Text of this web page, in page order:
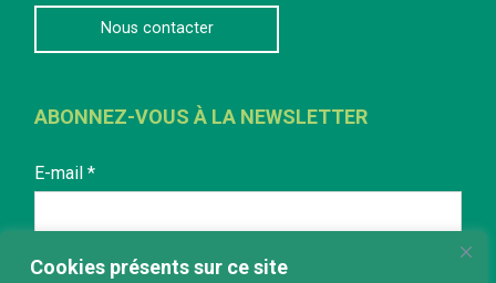
Cookies présents sur ce site
Nous contacter
ABONNEZ-VOUS À LA NEWSLETTER
E-mail *